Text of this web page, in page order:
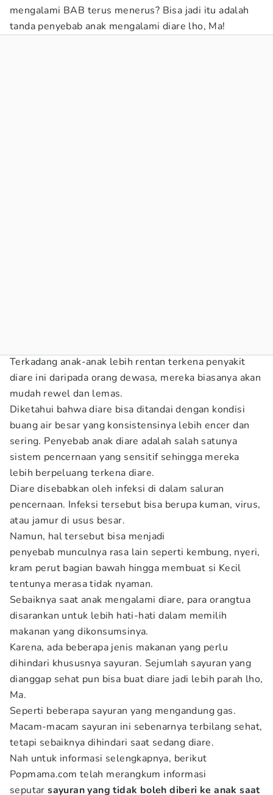
mengalami BAB terus menerus? Bisa jadi itu adalah
tanda penyebab anak mengalami diare lho, Ma!
Terkadang anak-anak lebih rentan terkena penyakit
diare ini daripada orang dewasa, mereka biasanya akan
mudah rewel dan lemas.
Diketahui bahwa diare bisa ditandai dengan kondisi
buang air besar yang konsistensinya lebih encer dan
sering. Penyebab anak diare adalah salah satunya
sistem pencernaan yang sensitif sehingga mereka
lebih berpeluang terkena diare.
Diare disebabkan oleh infeksi di dalam saluran
pencernaan. Infeksi tersebut bisa berupa kuman, virus,
atau jamur di usus besar.
Namun, hal tersebut bisa menjadi
penyebab munculnya rasa lain seperti kembung, nyeri,
kram perut bagian bawah hingga membuat si Kecil
tentunya merasa tidak nyaman.
Sebaiknya saat anak mengalami diare, para orangtua
disarankan untuk lebih hati-hati dalam memilih
makanan yang dikonsumsinya.
Karena, ada beberapa jenis makanan yang perlu
dihindari khususnya sayuran. Sejumlah sayuran yang
dianggap sehat pun bisa buat diare jadi lebih parah lho,
Ma.
Seperti beberapa sayuran yang mengandung gas.
Macam-macam sayuran ini sebenarnya terbilang sehat,
tetapi sebaiknya dihindari saat sedang diare.
Nah untuk informasi selengkapnya, berikut
Popmama.com telah merangkum informasi
seputar sayuran yang tidak boleh diberi ke anak saat